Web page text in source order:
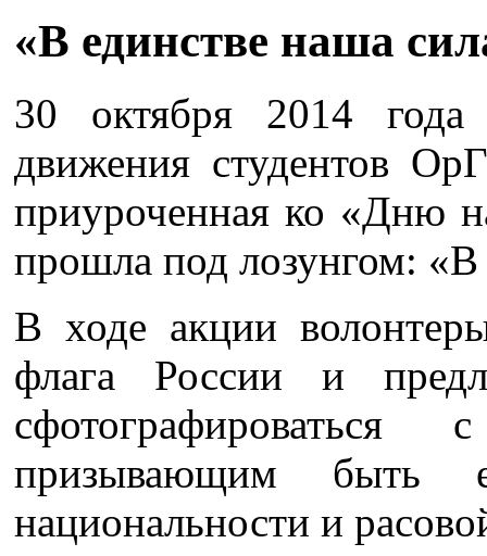
«В единстве наша
30 октября 2014 года
движения студентов
приуроченная ко «Дню
прошла под лозунгом:
В ходе акции
флага России и
призывающим быть
национальности и